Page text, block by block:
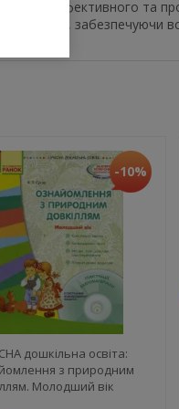
ефективного та
роботу, забезпечуючи
-10%
дошкільна освіта:
з природним
Молодший вік